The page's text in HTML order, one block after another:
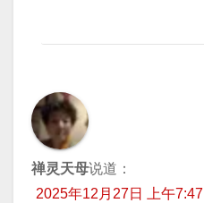
禅灵天母说道：
2025年12月27日 上午7:47